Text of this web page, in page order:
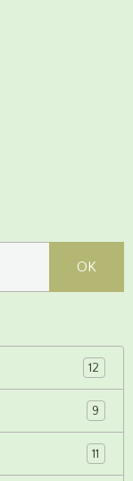
OK
12
9
11